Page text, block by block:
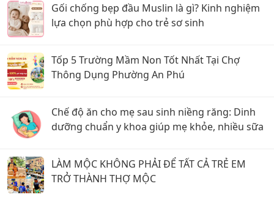
Gối chống bẹp đầu Muslin là gì? Kinh nghiệm
lựa chọn phù hợp cho trẻ sơ sinh
Tốp 5 Trường Mầm Non Tốt Nhất Tại Chợ
Thông Dụng Phường An Phú
Chế độ ăn cho mẹ sau sinh niềng răng: Dinh
dưỡng chuẩn y khoa giúp mẹ khỏe, nhiều sữa
LÀM MỘC KHÔNG PHẢI ĐỂ TẤT CẢ TRẺ EM
TRỞ THÀNH THỢ MỘC